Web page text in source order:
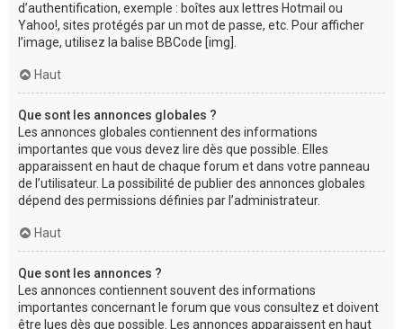
d’authentification, exemple : boîtes aux lettres Hotmail ou
Yahoo!, sites protégés par un mot de passe, etc. Pour afficher
l’image, utilisez la balise BBCode [img].
Haut
Que sont les annonces globales ?
Les annonces globales contiennent des informations
importantes que vous devez lire dès que possible. Elles
apparaissent en haut de chaque forum et dans votre panneau
de l’utilisateur. La possibilité de publier des annonces globales
dépend des permissions définies par l’administrateur.
Haut
Que sont les annonces ?
Les annonces contiennent souvent des informations
importantes concernant le forum que vous consultez et doivent
être lues dès que possible. Les annonces apparaissent en haut